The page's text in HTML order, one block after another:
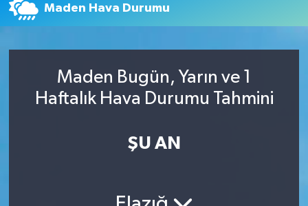
Maden Hava Durumu
Maden Bugün, Yarın ve 1
Haftalık Hava Durumu Tahmini
ŞU AN
Tüm Manşetler